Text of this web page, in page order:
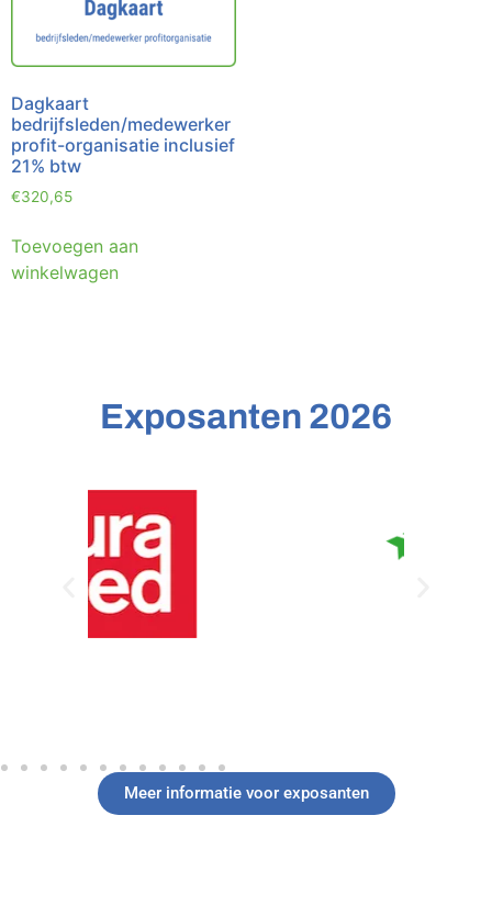
Dagkaart
bedrijfsleden/medewerker
profit-organisatie inclusief
21% btw
€320,65
Toevoegen aan
winkelwagen
Exposanten 2026
Meer informatie voor exposanten